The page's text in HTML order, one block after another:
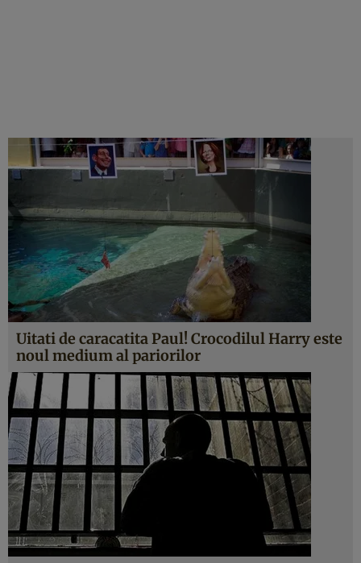
Uitati de caracatita Paul! Crocodilul Harry este
noul medium al pariorilor